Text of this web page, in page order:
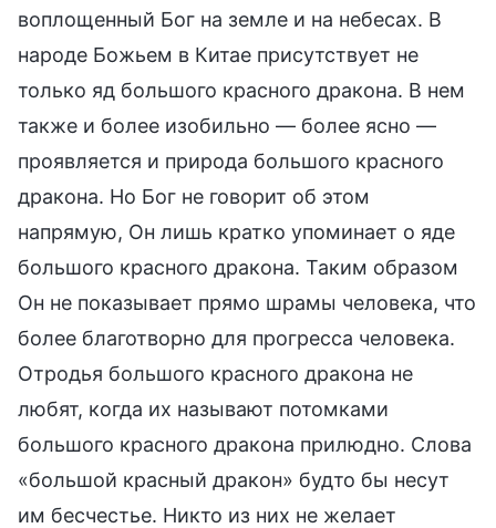
воплощенный Бог на земле и на небесах. В
народе Божьем в Китае присутствует не
только яд большого красного дракона. В нем
также и более изобильно — более ясно —
проявляется и природа большого красного
дракона. Но Бог не говорит об этом
напрямую, Он лишь кратко упоминает о яде
большого красного дракона. Таким образом
Он не показывает прямо шрамы человека, что
более благотворно для прогресса человека.
Отродья большого красного дракона не
любят, когда их называют потомками
большого красного дракона прилюдно. Слова
«большой красный дракон» будто бы несут
им бесчестье. Никто из них не желает